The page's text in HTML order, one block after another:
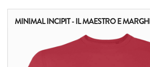
MINIMAL INCIPIT - IL MAESTRO E